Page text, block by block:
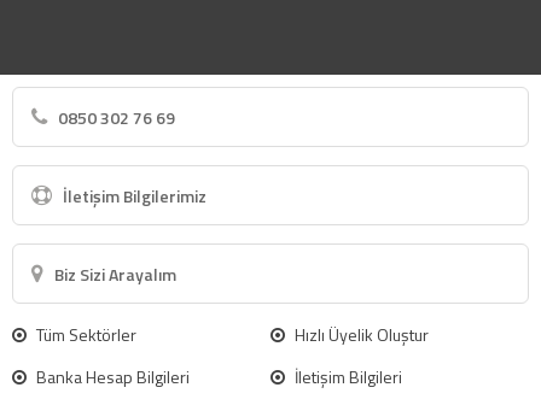
0850 302 76 69
İletişim Bilgilerimiz
Biz Sizi Arayalım
Tüm Sektörler
Hızlı Üyelik Oluştur
Banka Hesap Bilgileri
İletişim Bilgileri